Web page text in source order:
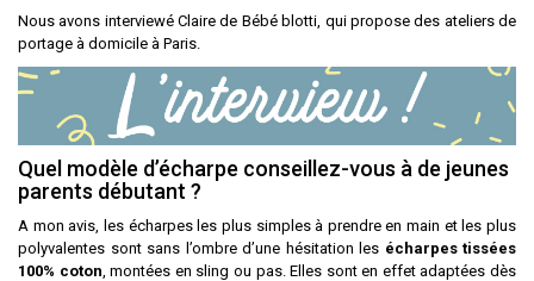
Nous avons interviewé Claire de Bébé blotti, qui propose des ateliers de
portage à domicile à Paris.
Quel modèle d’écharpe conseillez-vous à de jeunes
parents débutant ?
A mon avis, les écharpes les plus simples à prendre en main et les plus
polyvalentes sont sans l’ombre d’une hésitation les écharpes tissées
100% coton, montées en sling ou pas. Elles sont en effet adaptées dès